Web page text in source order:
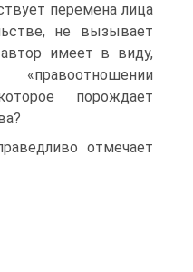
перемена лица
не вызывает
имеет в виду,
порождает
отмечает